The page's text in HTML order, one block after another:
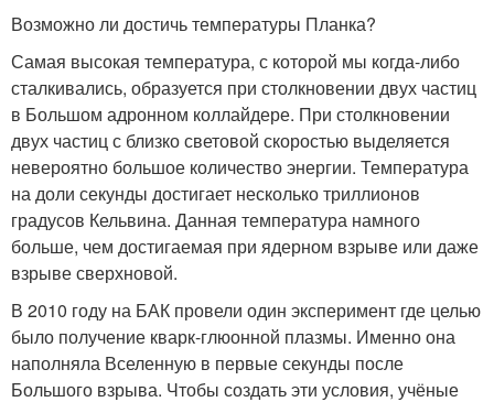
Возможно ли достичь температуры Планка?
Самая высокая температура, с которой мы когда-либо
сталкивались, образуется при столкновении двух частиц
в Большом адронном коллайдере. При столкновении
двух частиц с близко световой скоростью выделяется
невероятно большое количество энергии. Температура
на доли секунды достигает несколько триллионов
градусов Кельвина. Данная температура намного
больше, чем достигаемая при ядерном взрыве или даже
взрыве сверхновой.
В 2010 году на БАК провели один эксперимент где целью
было получение кварк-глюонной плазмы. Именно она
наполняла Вселенную в первые секунды после
Большого взрыва. Чтобы создать эти условия, учёные